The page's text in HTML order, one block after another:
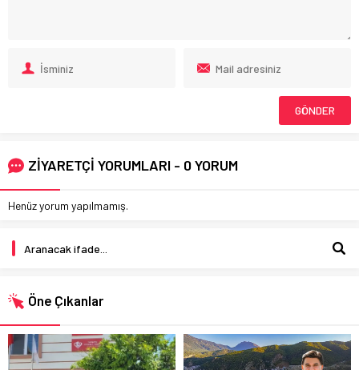
ZİYARETÇİ YORUMLARI - 0 YORUM
Henüz yorum yapılmamış.
Öne Çıkanlar